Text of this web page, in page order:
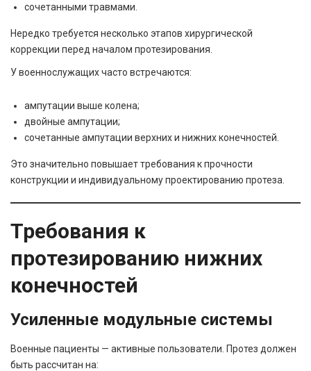
сочетанными травмами.
Нередко требуется несколько этапов хирургической
коррекции перед началом протезирования.
У военнослужащих часто встречаются:
ампутации выше колена;
двойные ампутации;
сочетанные ампутации верхних и нижних конечностей.
Это значительно повышает требования к прочности
конструкции и индивидуальному проектированию протеза.
Требования к
протезированию нижних
конечностей
Усиленные модульные системы
Военные пациенты — активные пользователи. Протез должен
быть рассчитан на: